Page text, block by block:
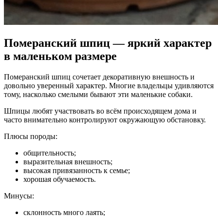
Померанский шпиц — яркий характер
в маленьком размере
Померанский шпиц сочетает декоративную внешность и
довольно уверенный характер. Многие владельцы удивляются
тому, насколько смелыми бывают эти маленькие собаки.
Шпицы любят участвовать во всём происходящем дома и
часто внимательно контролируют окружающую обстановку.
Плюсы породы:
общительность;
выразительная внешность;
высокая привязанность к семье;
хорошая обучаемость.
Минусы:
склонность много лаять;